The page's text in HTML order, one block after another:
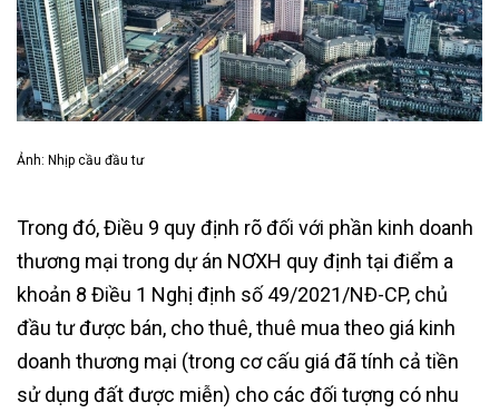
Ảnh: Nhịp cầu đầu tư
Trong đó, Điều 9 quy định rõ đối với phần kinh doanh
thương mại trong dự án NƠXH quy định tại điểm a
khoản 8 Điều 1 Nghị định số 49/2021/NĐ-CP, chủ
đầu tư được bán, cho thuê, thuê mua theo giá kinh
doanh thương mại (trong cơ cấu giá đã tính cả tiền
sử dụng đất được miễn) cho các đối tượng có nhu